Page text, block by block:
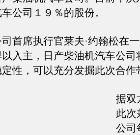
公司１９％的股份。
席执行官莱夫·约翰松在一
入主，日产柴油机汽车公司
性，可以充分发掘此次合作
据双
此次
公司